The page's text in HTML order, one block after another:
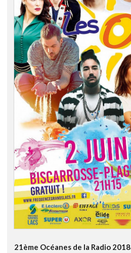
21ème Océanes de la Radio 2018